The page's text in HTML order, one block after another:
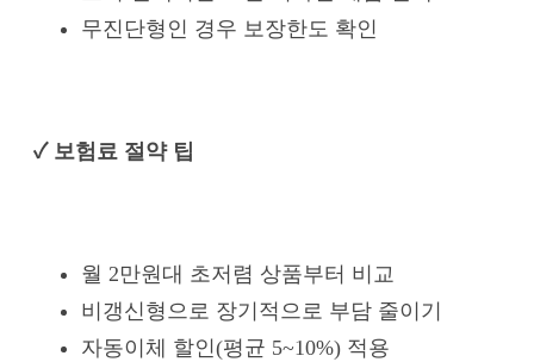
무진단형인 경우 보장한도 확인
✓ 보험료 절약 팁
월 2만원대 초저렴 상품부터 비교
비갱신형으로 장기적으로 부담 줄이기
자동이체 할인(평균 5~10%) 적용